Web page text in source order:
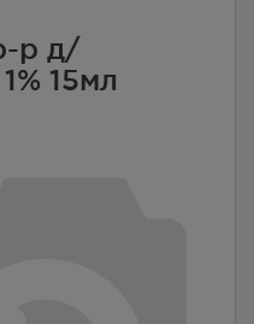
р д/
15мл